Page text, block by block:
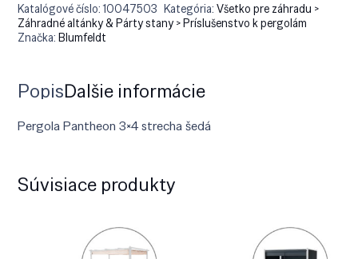
Katalógové číslo:10047503 Kategória:Všetko pre záhradu >
Záhradné altánky & Párty stany > Príslušenstvo k pergolám
Značka:Blumfeldt
PopisĎalšie informácie
Pergola Pantheon 3×4 strecha šedá
Súvisiace produkty